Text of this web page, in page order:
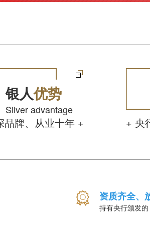
银人优势
Silver advantage
品牌、从业十年 + + 央
资质齐全、
持有央行颁发